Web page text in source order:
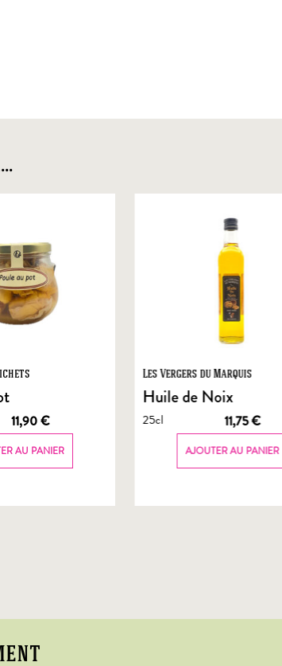
11,90€
AU PANIER
Les Vergers du Marquis
Huile de Noix
25cl 11,75€
AJOUTER AU PANIER